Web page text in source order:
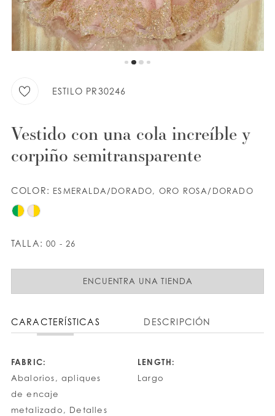
LISTA DE DESEOS
9
ESTILO PR30246
Vestido con una cola increíble y
corpiño semitransparente
COLOR: ESMERALDA/DORADO, ORO ROSA/DORADO
TALLA: 00 - 26
ENCUENTRA UNA TIENDA
CARACTERÍSTICAS DESCRIPCIÓN
FABRIC:
Abalorios, apliques
de encaje
metalizado, Detalles
LENGTH:
Largo